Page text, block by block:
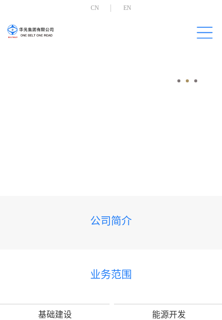
CN EN
公司简介
业务范围
基础建设 能源开发